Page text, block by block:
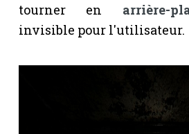
tourner en arrière-
invisible pour l'utilisateur.